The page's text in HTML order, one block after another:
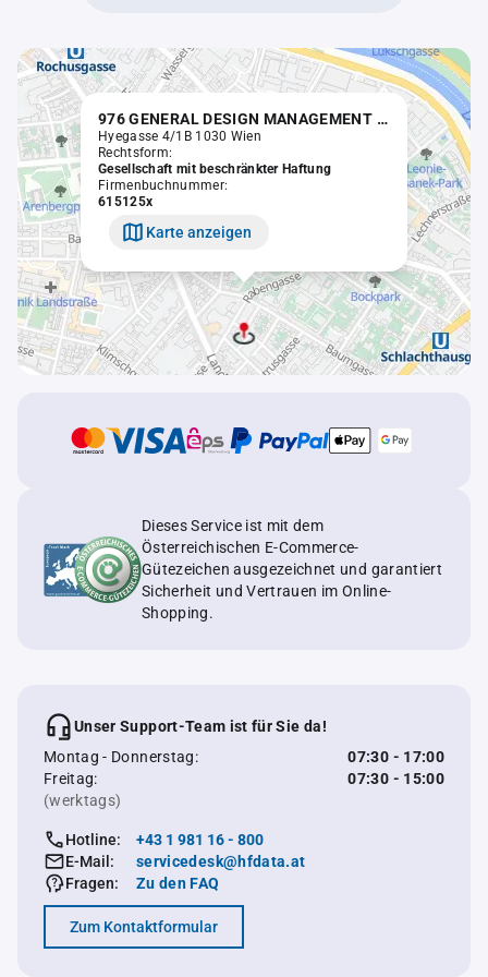
976 GENERAL DESIGN MANAGEMENT GMBH
Hyegasse 4/1B 1030 Wien
Rechtsform:
Gesellschaft mit beschränkter Haftung
Firmenbuchnummer:
615125x
Karte anzeigen
Dieses Service ist mit dem
Österreichischen E-Commerce-
Gütezeichen ausgezeichnet und garantiert
Sicherheit und Vertrauen im Online-
Shopping.
Unser Support-Team ist für Sie da!
Montag - Donnerstag:
07:30 - 17:00
Freitag:
07:30 - 15:00
(werktags)
Hotline:
+43 1 981 16 - 800
E-Mail:
servicedesk@hfdata.at
Fragen:
Zu den FAQ
Zum Kontaktformular